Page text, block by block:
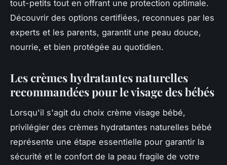
tout-petits tout en offrant une protection optimale.
Découvrir des options certifiées, reconnues par les
experts et les parents, garantit une peau douce,
nourrie, et bien protégée au quotidien.
Les crèmes hydratantes naturelles
recommandées pour le visage des bébés
Lorsqu'il s'agit du choix crème visage bébé,
privilégier des crèmes hydratantes naturelles bébé
représente une étape essentielle pour garantir la
sécurité et le confort de la peau fragile de votre